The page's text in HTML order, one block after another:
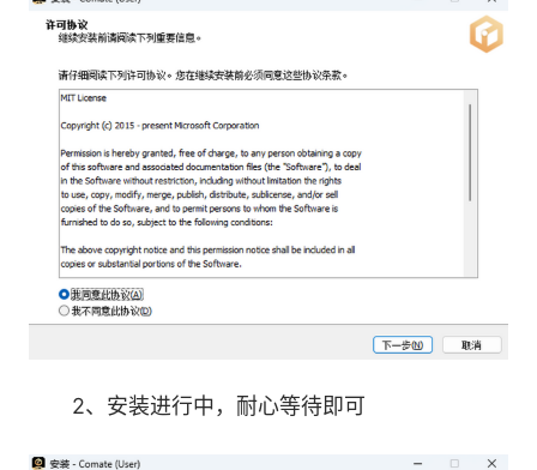
用
4、代码效果实时预览
一键生成预览链接，浏览器实时呈现运行效果
5、丝丝入扣的超级“代码补全”
上下文依赖分析进行代码补全
预测下一处要编辑的光标位置
2、安装进行中，耐心等待即可